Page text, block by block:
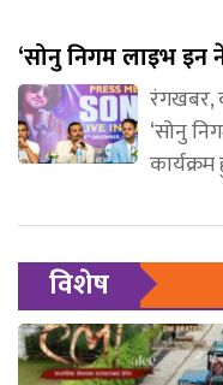
‘सोनु निगम लाइभ इन
रंगखबर,
‘सोनु
विशेष